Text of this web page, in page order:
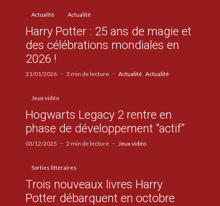
Actualité Actualité
Harry Potter : 25 ans de magie et
des célébrations mondiales en
2026 !
21/01/2026 3 min de lecture Actualité Actualité
Jeux vidéo
Hogwarts Legacy 2 rentre en
phase de développement “actif”
03/12/2025 2 min de lecture Jeux vidéo
Sorties littéraires
Trois nouveaux livres Harry
Potter débarquent en octobre